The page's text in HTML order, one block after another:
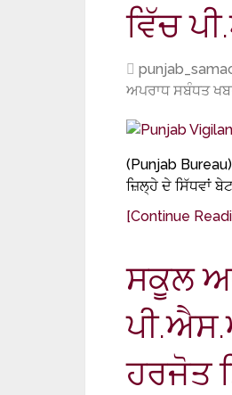
ਵਿੱਚ
ਅਪਰਾਧ ਸਬੰਧਤ
(Punjab
ਜ਼ਿਲ੍ਹੇ ਦੇ ਸਿੱਧਵਾਂ
[Continue
ਸਕੂਲ
ਹਰਜੋਤ